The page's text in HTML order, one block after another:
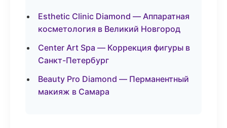
Esthetic Clinic Diamond — Аппаратная
косметология в Великий Новгород
Center Art Spa — Коррекция фигуры в
Санкт-Петербург
Beauty Pro Diamond — Перманентный
макияж в Самара